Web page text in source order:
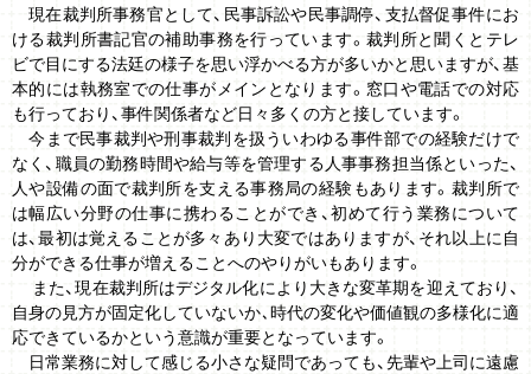
現在裁判所事務官として、民事訴訟や民事調停、支払督促事件にお
ける裁判所書記官の補助事務を行っています。裁判所と聞くとテレ
ビで目にする法廷の様子を思い浮かべる方が多いかと思いますが、基
本的には執務室での仕事がメインとなります。窓口や電話での対応
も行っており、事件関係者など日々多くの方と接しています。
今まで民事裁判や刑事裁判を扱ういわゆる事件部での経験だけで
なく、職員の勤務時間や給与等を管理する人事事務担当係といった、
人や設備の面で裁判所を支える事務局の経験もあります。裁判所で
は幅広い分野の仕事に携わることができ、初めて行う業務について
は、最初は覚えることが多々あり大変ではありますが、それ以上に自
分ができる仕事が増えることへのやりがいもあります。
また、現在裁判所はデジタル化により大きな変革期を迎えており、
自身の見方が固定化していないか､時代の変化や価値観の多様化に適
応できているかという意識が重要となっています。
日常業務に対して感じる小さな疑問であっても、先輩や上司に遠慮